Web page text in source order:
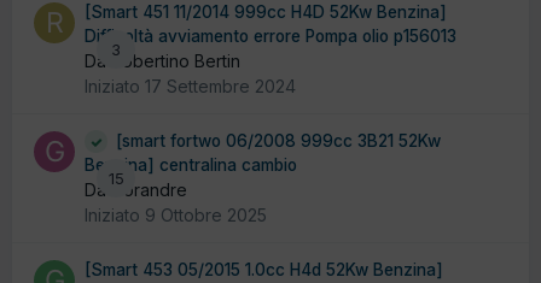
3
[Smart 451 11/2014 999cc H4D 52Kw Benzina]
Difficoltà avviamento errore Pompa olio p156013
Da Robertino Bertin
Iniziato 17 Settembre 2024
15
[smart fortwo 06/2008 999cc 3B21 52Kw
Benzina] centralina cambio
Da Gorandre
Iniziato 9 Ottobre 2025
[Smart 453 05/2015 1.0cc H4d 52Kw Benzina]